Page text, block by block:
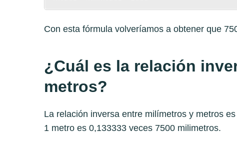
Con esta fórmula volveríamos a obtener que
¿Cuál es la relación
metros?
La relación inversa entre milímetros y metros
1 metro es 0,133333 veces 7500 milimetros.